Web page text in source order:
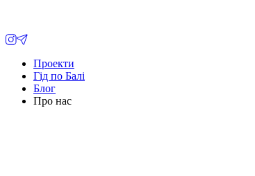
Проекти
Гід по Балі
Блог
Про нас